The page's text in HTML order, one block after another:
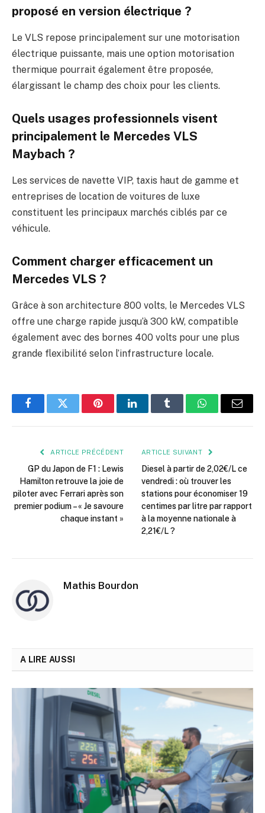
proposé en version électrique ?
Le VLS repose principalement sur une motorisation
électrique puissante, mais une option motorisation
thermique pourrait également être proposée,
élargissant le champ des choix pour les clients.
Quels usages professionnels visent
principalement le Mercedes VLS
Maybach ?
Les services de navette VIP, taxis haut de gamme et
entreprises de location de voitures de luxe
constituent les principaux marchés ciblés par ce
véhicule.
Comment charger efficacement un
Mercedes VLS ?
Grâce à son architecture 800 volts, le Mercedes VLS
offre une charge rapide jusqu’à 300 kW, compatible
également avec des bornes 400 volts pour une plus
grande flexibilité selon l’infrastructure locale.
FacebookTwitter PinterestLinkedInTumblr WhatsApp
E-
ARTICLE PRÉCÉDENT
GP du Japon de F1 : Lewis
Hamilton retrouve la joie de
piloter avec Ferrari après son
premier podium – « Je savoure
chaque instant »
ARTICLE SUIVANT
Diesel à partir de 2,02€/L ce
vendredi : où trouver les
stations pour économiser 19
centimes par litre par rapport
à la moyenne nationale à
2,21€/L ?
Mathis Bourdon
A LIRE AUSSI